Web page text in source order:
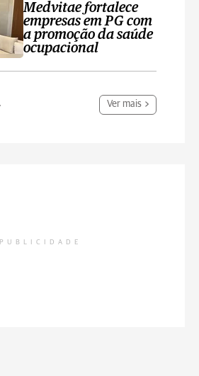
Medvitae fortalece
empresas em PG com
a promoção da saúde
ocupacional
Ver mais
PUBLICIDADE